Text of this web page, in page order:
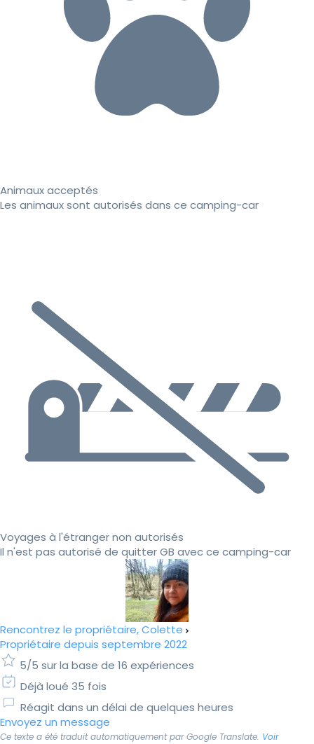
Animaux acceptés
Les animaux sont autorisés dans ce camping-car
Voyages à l'étranger non autorisés
Il n'est pas autorisé de quitter GB avec ce camping-car
Rencontrez le propriétaire, Colette
Propriétaire depuis septembre 2022
5/5 sur la base de 16 expériences
Déjà loué 35 fois
Réagit dans un délai de quelques heures
Envoyez un message
Ce texte a été traduit automatiquement par Google Translate. Voir